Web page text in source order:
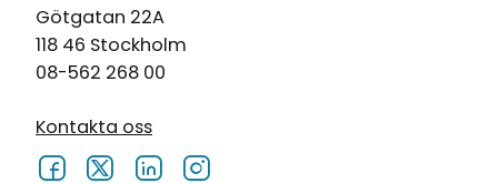
Götgatan 22A
118 46 Stockholm
08-562 268 00
Kontakta oss